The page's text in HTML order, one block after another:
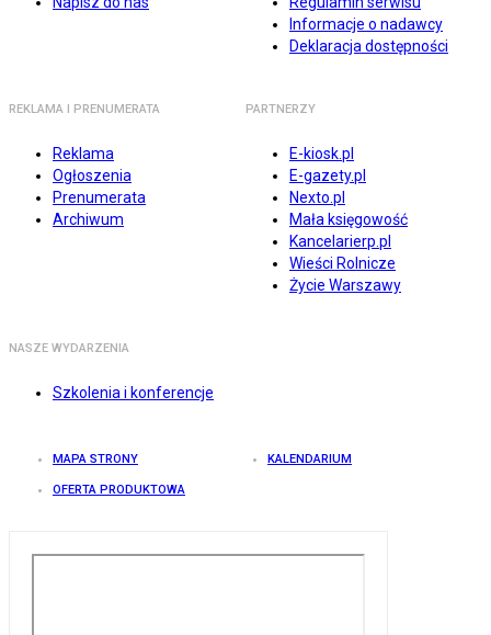
Informacje o nadawcy
Deklaracja dostępności
REKLAMA I PRENUMERATA
Reklama
Ogłoszenia
Prenumerata
Archiwum
PARTNERZY
E-kiosk.pl
E-gazety.pl
Nexto.pl
Mała księgowość
Kancelarierp.pl
Wieści Rolnicze
Życie Warszawy
NASZE WYDARZENIA
Szkolenia i konferencje
MAPA STRONY KALENDARIUM
OFERTA PRODUKTOWA